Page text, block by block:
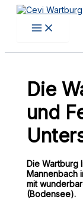
Zum
springen
Die
und
Die Wartburg
Mannenbach
mit
(Bodensee).